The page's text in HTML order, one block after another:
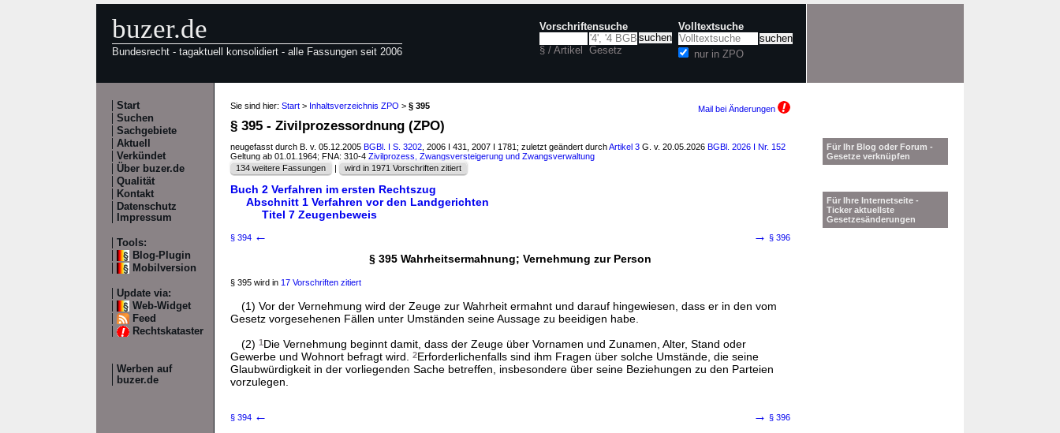
buzer.de
Bundesrecht - tagaktuell konsolidiert - alle Fassungen seit 2006
Vorschriftensuche
§ / Artikel Gesetz
Volltextsuche
nur in ZPO
Start
Suchen
Sachgebiete
Aktuell
Verkündet
Über buzer.de
Qualität
Kontakt
Datenschutz
Impressum
Tools:
Blog-Plugin
Mobilversion
Update via:
Web-Widget
Feed
Rechtskataster
Werben auf
buzer.de
Sie sind hier: Start > Inhaltsverzeichnis ZPO > § 395 Mail bei Änderungen
§ 395 - Zivilprozessordnung (ZPO)
neugefasst durch B. v. 05.12.2005 BGBl. I S. 3202 , 2006 I 431, 2007 I 1781; zuletzt geändert durchArtikel 3 G. v. 20.05.2026 BGBl. 2026 I Nr. 152
Geltung ab 01.01.1964; FNA: 310-4 Zivilprozess, Zwangsversteigerung und Zwangsverwaltung
134 weitere Fassungen
| wird in 1971 Vorschriften zitiert
Buch 2 Verfahren im ersten Rechtszug
Abschnitt 1 Verfahren vor den Landgerichten
Titel 7 Zeugenbeweis
§ 394 ← → § 396
§ 395 Wahrheitsermahnung; Vernehmung zur Person
§ 395 wird in 17 Vorschriften zitiert
(1) Vor der Vernehmung wird der Zeuge zur Wahrheit ermahnt und darauf hingewiesen, dass er in den vom
Gesetz vorgesehenen Fällen unter Umständen seine Aussage zu beeidigen habe.
(2) 1Die Vernehmung beginnt damit, dass der Zeuge über Vornamen und Zunamen, Alter, Stand oder
Gewerbe und Wohnort befragt wird.
2Erforderlichenfalls sind ihm Fragen über solche Umstände, die seine
Glaubwürdigkeit in der vorliegenden Sache betreffen, insbesondere über seine Beziehungen zu den Parteien
vorzulegen.
§ 394 ← → § 396
Für Ihr Blog oder Forum -
Gesetze verknüpfen
Für Ihre Internetseite -
Ticker aktuellste
Gesetzesänderungen